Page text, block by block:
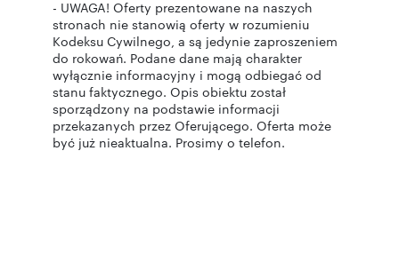
- UWAGA! Oferty prezentowane na naszych
stronach nie stanowią oferty w rozumieniu
Kodeksu Cywilnego, a są jedynie zaproszeniem
do rokowań. Podane dane mają charakter
wyłącznie informacyjny i mogą odbiegać od
stanu faktycznego. Opis obiektu został
sporządzony na podstawie informacji
przekazanych przez Oferującego. Oferta może
być już nieaktualna. Prosimy o telefon.